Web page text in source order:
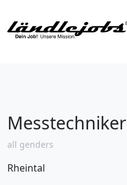
Messtechniker
all genders
Rheintal